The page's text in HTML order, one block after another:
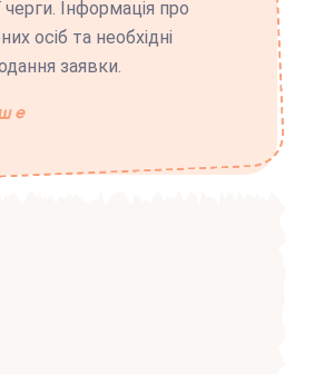
Інформація про
осіб та необхідні
заявки.